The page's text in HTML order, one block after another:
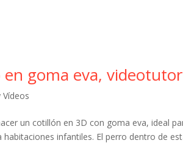
goma eva,
un cotillón en 3D con goma eva, ideal
infantiles. El perro dentro de